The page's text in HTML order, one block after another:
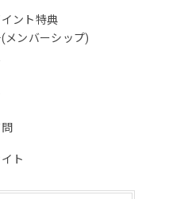
ント特典
バーシップ)
ト